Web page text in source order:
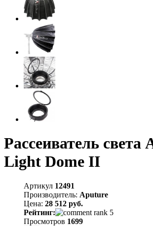
Рассеиватель света
Light Dome II
Артикул 12491
Производитель: Aputure
Цена: 28 512 руб.
Рейтинг:
Просмотров 1699